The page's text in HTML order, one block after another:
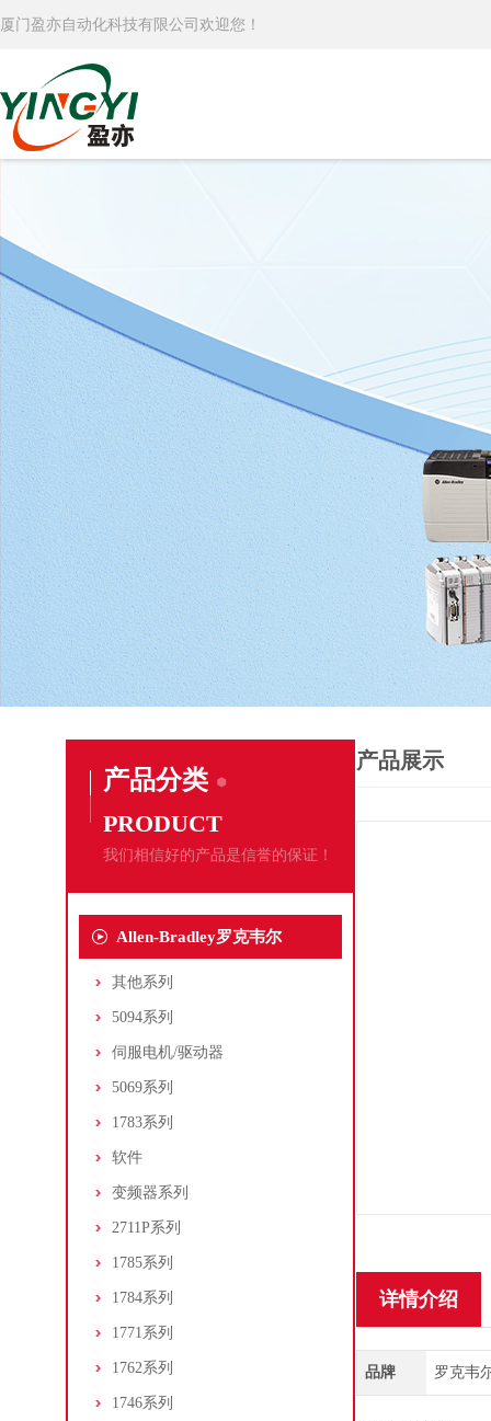
厦门盈亦自动化科技有限公司欢迎您！
产品分类
PRODUCT
我们相信好的产品是信誉的保证！
Allen-Bradley罗克韦尔
其他系列
5094系列
伺服电机/驱动器
5069系列
1783系列
软件
变频器系列
2711P系列
1785系列
1784系列
1771系列
1762系列
1746系列
产品展示
详情介绍
品牌 罗克韦